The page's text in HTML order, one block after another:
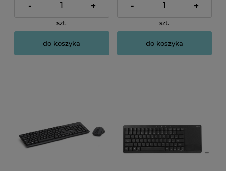
- +
szt.
do koszyka
- +
szt.
do koszyka